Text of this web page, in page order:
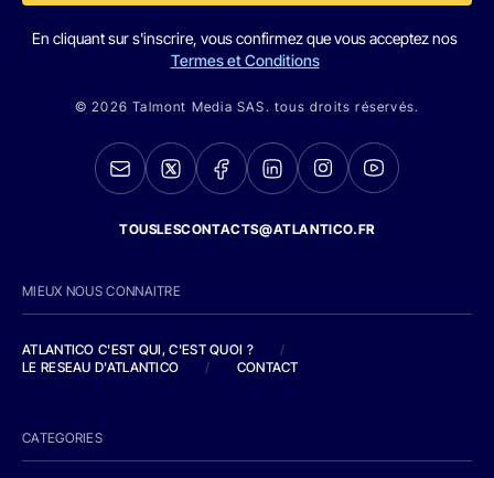
En cliquant sur s'inscrire, vous confirmez que vous acceptez nos
Termes et Conditions
© 2026 Talmont Media SAS. tous droits réservés.
TOUSLESCONTACTS@ATLANTICO.FR
MIEUX NOUS CONNAITRE
ATLANTICO C'EST QUI, C'EST QUOI ?
/
LE RESEAU D'ATLANTICO
/ CONTACT
CATEGORIES